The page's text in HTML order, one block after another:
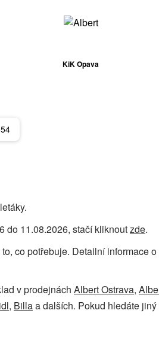
KiK Opava
do 11.08.2026, stačí kliknoutzde.
co potřebuje. Detailní informace
v prodejnách Albert Ostrava,
, Billaa dalších. Pokud hledáte